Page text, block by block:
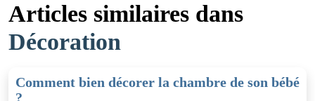
Articles similaires dans
Décoration
Comment bien décorer la chambre de son bébé
?